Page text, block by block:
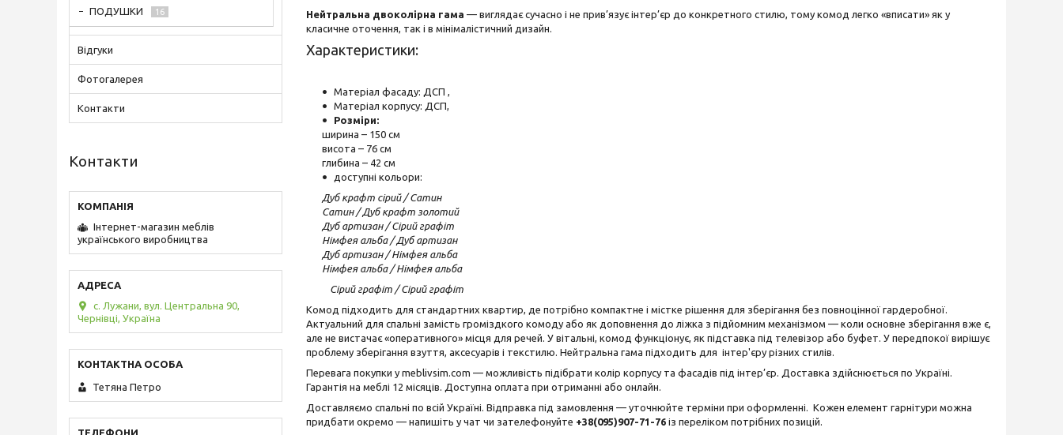
Нейтральна двоколірна гама — виглядає сучасно і не прив’язує інтер’єр до конкретного стилю, тому комод легко «вписати» як у
класичне оточення, так і в мінімалістичний дизайн.
Характеристики:
Матеріал фасаду: ДСП ,
Матеріал корпусу: ДСП,
Розміри:
ширина – 150 см
висота – 76 см
глибина – 42 см
доступні кольори:
Дуб крафт сірий / Сатин
Сатин / Дуб крафт золотий
Дуб артизан / Сірий графіт
Німфея альба / Дуб артизан
Дуб артизан / Німфея альба
Німфея альба / Німфея альба
Сірий графіт / Сірий графіт
Комод підходить для стандартних квартир, де потрібно компактне і містке рішення для зберігання без повноцінної гардеробної.
Актуальний для спальні замість громіздкого комоду або як доповнення до ліжка з підйомним механізмом — коли основне зберігання вже є,
але не вистачає «оперативного» місця для речей. У вітальні, комод функціонує, як підставка під телевізор або буфет. У передпокої вирішує
проблему зберігання взуття, аксесуарів і текстилю. Нейтральна гама підходить для інтер'єру різних стилів.
Перевага покупки у meblivsim.com — можливість підібрати колір корпусу та фасадів під інтер’єр. Доставка здійснюється по Україні.
Гарантія на меблі 12 місяців. Доступна оплата при отриманні або онлайн.
Доставляємо спальні по всій Україні. Відправка під замовлення — уточнюйте терміни при оформленні. Кожен елемент гарнітури можна
придбати окремо — напишіть у чат чи зателефонуйте +38(095)907-71-76 із переліком потрібних позицій.
ПОДУШКИ 16
Відгуки
Фотогалерея
Контакти
Контакти
Інтернет-магазин меблів
українського виробництва
с. Лужани, вул. Центральна 90,
Чернівці, Україна
Тетяна Петро